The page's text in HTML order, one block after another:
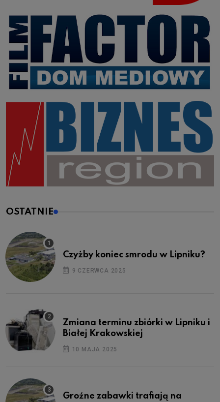
OSTATNIE
Czyżby koniec smrodu w Lipniku?
9 CZERWCA 2025
Zmiana terminu zbiórki w Lipniku i
Białej Krakowskiej
10 MAJA 2025
Groźne zabawki trafiają na